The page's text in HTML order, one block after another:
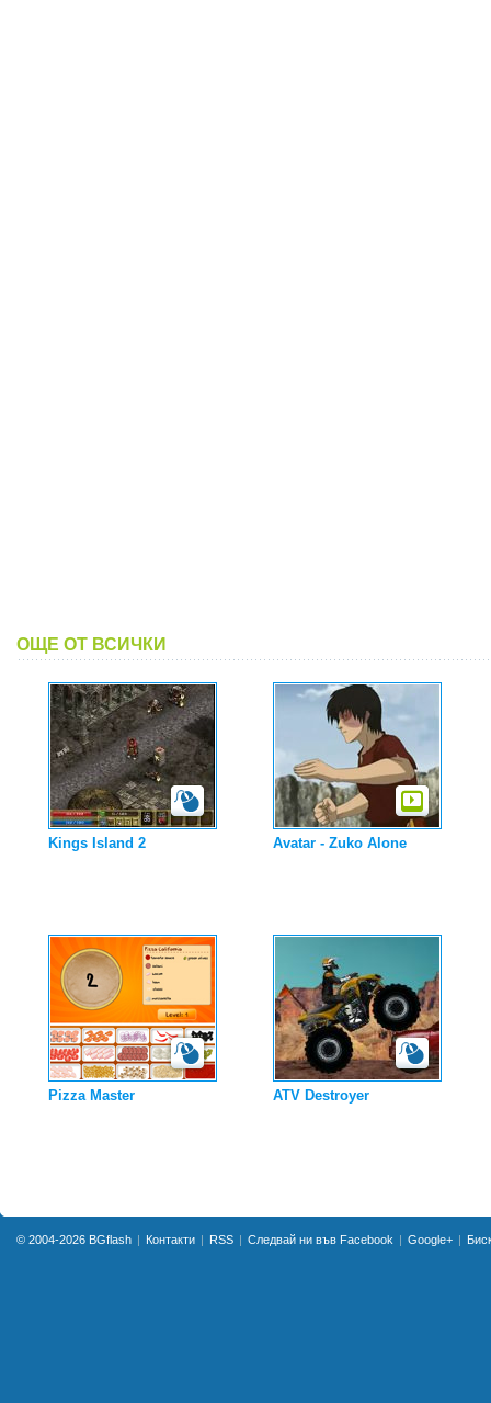
ОЩЕ ОТ ВСИЧКИ
Kings Island 2 Avatar - Zuko Alone
Pizza Master ATV Destroyer
© 2004-2026 BGflash Контакти RSS Следвай ни във Facebook Google+